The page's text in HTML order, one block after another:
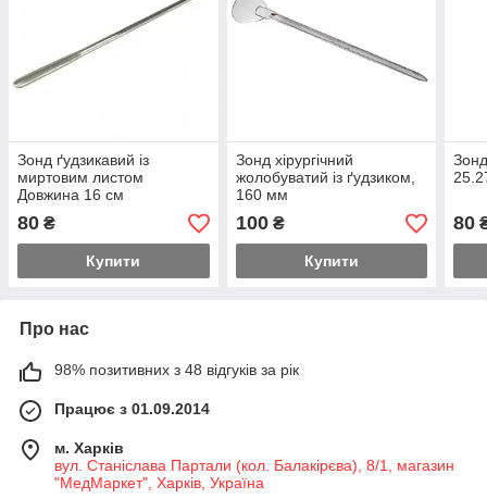
Зонд ґудзикавий із
миртовим листом
Довжина 16 см
80 ₴
Купити
Зонд хірургічний
жолобуватий із ґудзиком,
160 мм
100₴
Купити
80
Про нас
98% позитивних з 48 відгуків за рік
Працює з 01.09.2014
м. Харків
вул. Станіслава Партали (кол. Балакірєва), 8/1, магазин
"МедМаркет", Харків, Україна